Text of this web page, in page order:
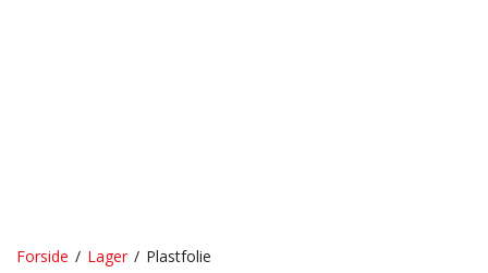
Forside / Lager / Plastfolie